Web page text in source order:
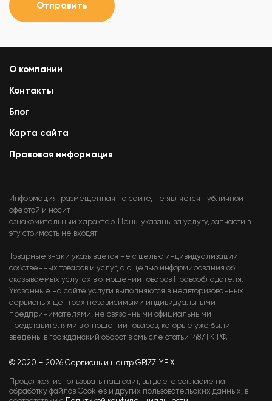
Отправить
О компании
Контакты
Блог
Карта сайта
Правовая информация
Информация, размещенная на сайте, не является публичной
офертой и носит
ознакомительный характер. Цены указаны за услугу, запчасти в
эту стоимость не входят
Товарные знаки указывается не с целью индивидуализации
собственных товаров и услуг, а с целью информирования об
оказываемых услугах в отношении товаров Правообладателя.
Указанные на сайте услуги выполняются в неавторизованных
сервисных центрах независимыми индивидуальными
предпринимателями, не связанными официальными
представителями в отношении товаров, которые уже были
введены в гражданский оборот в смысле статьи 1487 ГК РФ.
© 2020 – 2026 Сервисный центр GRIZZLY.FIX
Продолжая использовать наш сайт, вы даете согласие на
обработку файлов Cookies и других пользовательских данных, в